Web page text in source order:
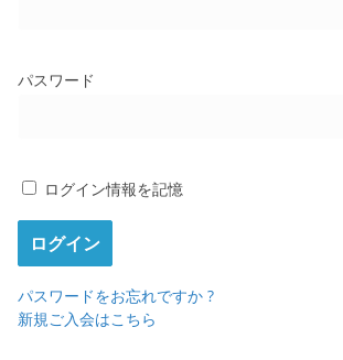
パスワード
ログイン情報を記憶
パスワードをお忘れですか ?
新規ご入会はこちら